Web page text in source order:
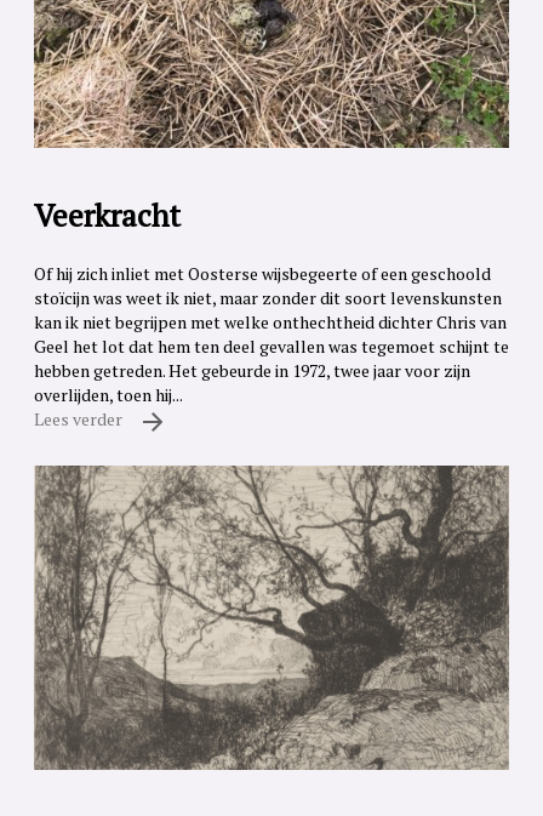
Veerkracht
Of hij zich inliet met Oosterse wijsbegeerte of een geschoold
stoïcijn was weet ik niet, maar zonder dit soort levenskunsten
kan ik niet begrijpen met welke onthechtheid dichter Chris van
Geel het lot dat hem ten deel gevallen was tegemoet schijnt te
hebben getreden. Het gebeurde in 1972, twee jaar voor zijn
overlijden, toen hij...
Lees verder